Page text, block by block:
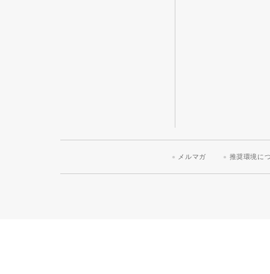
メルマガ 推奨環境に